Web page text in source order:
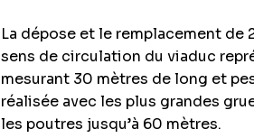
La dépose et le remplacement de
sens de circulation du viaduc
mesurant 30 mètres de long et
réalisée avec les plus grandes
les poutres jusqu’à 60 mètres.